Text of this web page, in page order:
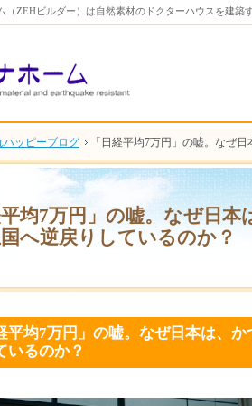
平均7万円」の嘘。なぜ日
へ逆戻りしているのか？
（ZEHビルダー）は自然素材のドクターハウスを建築
平均7万円」の嘘。なぜ日本は、
いるのか？
ハッピーブログ 「日経平均7万円」の嘘。なぜ